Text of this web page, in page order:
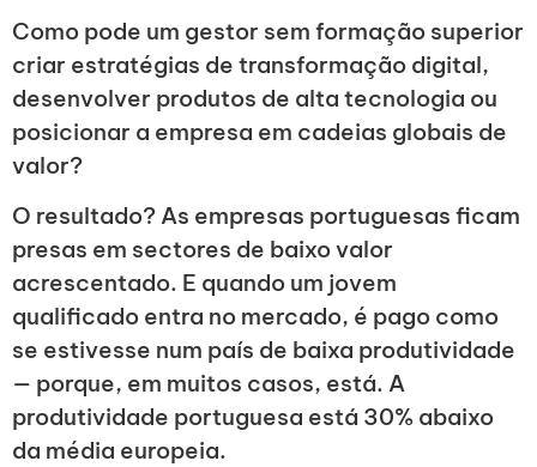
Como pode um gestor sem formação superior
criar estratégias de transformação digital,
desenvolver produtos de alta tecnologia ou
posicionar a empresa em cadeias globais de
valor?
O resultado? As empresas portuguesas ficam
presas em sectores de baixo valor
acrescentado. E quando um jovem
qualificado entra no mercado, é pago como
se estivesse num país de baixa produtividade
— porque, em muitos casos, está. A
produtividade portuguesa está 30% abaixo
da média europeia.